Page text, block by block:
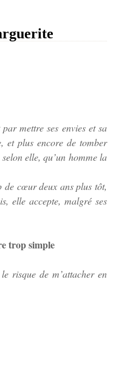
mettre ses envies et sa
et plus encore de tomber
elle, qu’un homme la
de cœur deux ans plus tôt,
elle accepte, malgré ses
trop simple
risque de m’attacher en